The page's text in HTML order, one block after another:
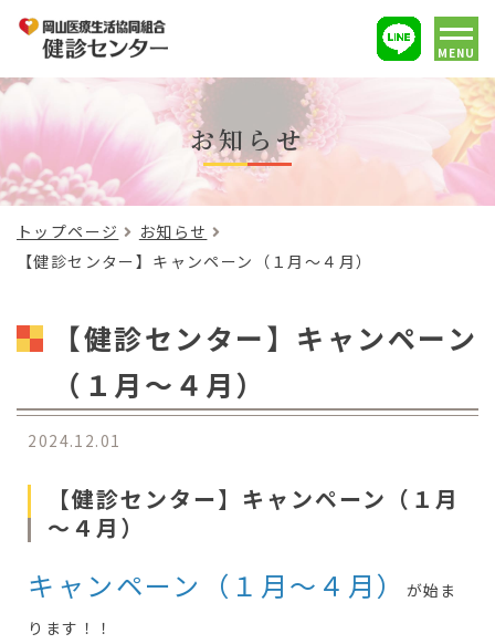
MENU
お知らせ
トップページ
お知らせ
【健診センター】キャンペーン（１月～４月）
【健診センター】キャンペーン
（１月～４月）
2024.12.01
【健診センター】キャンペーン（１月
～４月）
キャンペーン（１月～４月）
が始ま
ります！！